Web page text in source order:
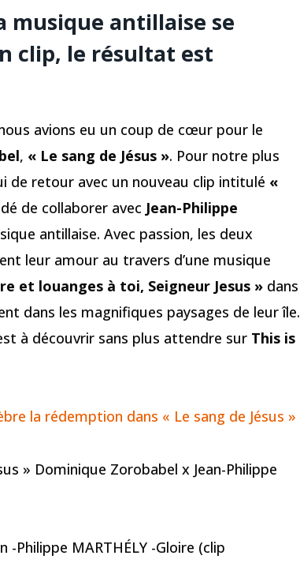
musique antillaise se
clip, le résultat est
avions eu un coup de cœur pour le
, « Le sang de Jésus ». Pour notre plus
de retour avec un nouveau clip intitulé «
de collaborer avec Jean-Philippe
antillaise. Avec passion, les deux
leur amour au travers d’une musique
et louanges à toi, Seigneur Jesus » dans
dans les magnifiques paysages de leur île.
à découvrir sans plus attendre sur This is
la rédemption dans « Le sang de Jésus »
» Dominique Zorobabel x Jean-Philippe
-Philippe MARTHÉLY -Gloire (clip